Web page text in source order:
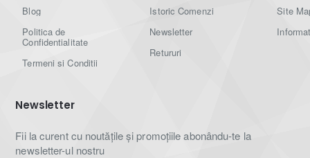
Blog
Politica de
Confidentialitate
Termeni si Conditii
Istoric Comenzi
Newsletter
Retururi
Site
Newsletter
Fii la curent cu noutățile și promoțiile abonându-te la
newsletter-ul nostru